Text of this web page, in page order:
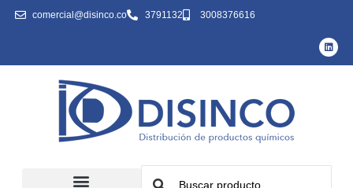
comercial@disinco.co 3791132 3008376616